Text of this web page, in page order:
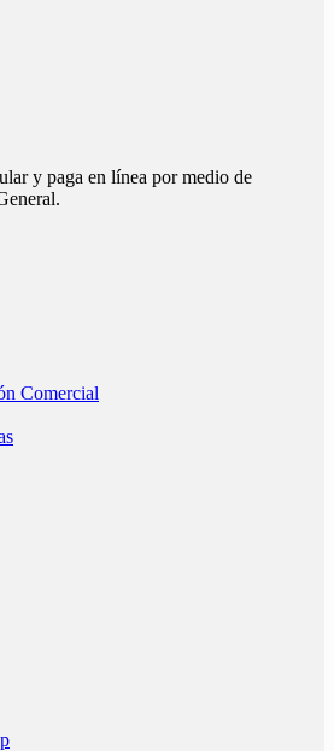
y paga en línea por medio de
Comercial